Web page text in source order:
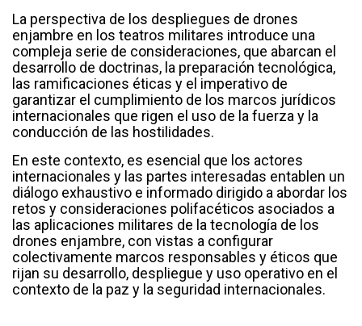
La perspectiva de los despliegues de drones
enjambre en los teatros militares introduce una
compleja serie de consideraciones, que abarcan el
desarrollo de doctrinas, la preparación tecnológica,
las ramificaciones éticas y el imperativo de
garantizar el cumplimiento de los marcos jurídicos
internacionales que rigen el uso de la fuerza y la
conducción de las hostilidades.
En este contexto, es esencial que los actores
internacionales y las partes interesadas entablen un
diálogo exhaustivo e informado dirigido a abordar los
retos y consideraciones polifacéticos asociados a
las aplicaciones militares de la tecnología de los
drones enjambre, con vistas a configurar
colectivamente marcos responsables y éticos que
rijan su desarrollo, despliegue y uso operativo en el
contexto de la paz y la seguridad internacionales.